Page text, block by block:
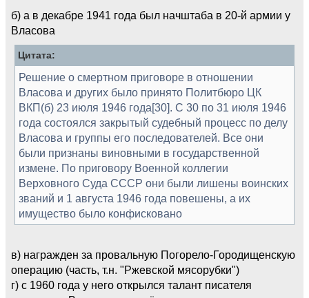
б) а в декабре 1941 года был начштаба в 20-й армии у
Власова
Цитата:
Решение о смертном приговоре в отношении
Власова и других было принято Политбюро ЦК
ВКП(б) 23 июля 1946 года[30]. С 30 по 31 июля 1946
года состоялся закрытый судебный процесс по делу
Власова и группы его последователей. Все они
были признаны виновными в государственной
измене. По приговору Военной коллегии
Верховного Суда СССР они были лишены воинских
званий и 1 августа 1946 года повешены, а их
имущество было конфисковано
в) награжден за провальную Погорело-Городищенскую
операцию (часть, т.н. "Ржевской мясорубки")
г) с 1960 года у него открылся талант писателя